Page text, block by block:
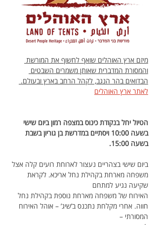
מיזם ארץ האוהלים שואף לחשוף את המורשת
והמסורת המדברית שאותן משמרים השבטים
הבדואים בהר הנגב, לקהל הרחב בארץ ובעולם.
לאתר ארץ האוהלים
הטיול יחל בנקודת כינוס במצפה רמון ביום שישי
בשעה 10:00 ויסתיים במדרשת בן גוריון בשבת
בשעה 15:00.
ביום שישי בצהריים נעצור לארוחת רועים קלה אצל
משפחה מארחת בקהילת נחל אריכא. לקראת
שקיעה נגיע למתחם
האירוח של משפחה מארחת נוספת בקהילת נחל
חווה. אחרי מקלחת נתכנס ב’שיג’ – אוהל האירוח
המסורתי –